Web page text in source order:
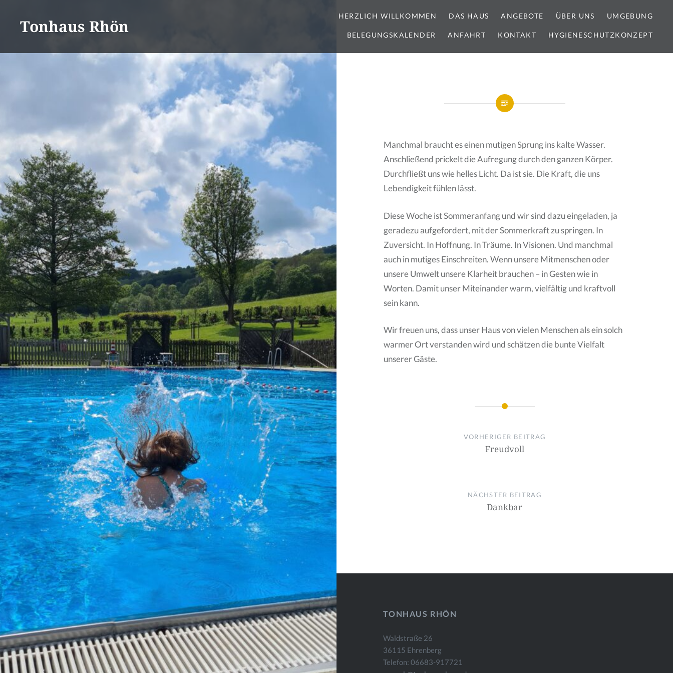
Tonhaus Rhön
HERZLICH WILLKOMMEN DAS HAUS ANGEBOTE ÜBER UNS UMGEBUNG
BELEGUNGSKALENDER ANFAHRT KONTAKT HYGIENESCHUTZKONZEPT
Manchmal braucht es einen mutigen Sprung ins kalte Wasser.
Anschließend prickelt die Aufregung durch den ganzen Körper.
Durchfließt uns wie helles Licht. Da ist sie. Die Kraft, die uns
Lebendigkeit fühlen lässt.
Diese Woche ist Sommeranfang und wir sind dazu eingeladen, ja
geradezu aufgefordert, mit der Sommerkraft zu springen. In
Zuversicht. In Hoffnung. In Träume. In Visionen. Und manchmal
auch in mutiges Einschreiten. Wenn unsere Mitmenschen oder
unsere Umwelt unsere Klarheit brauchen – in Gesten wie in
Worten. Damit unser Miteinander warm, vielfältig und kraftvoll
sein kann.
Wir freuen uns, dass unser Haus von vielen Menschen als ein solch
warmer Ort verstanden wird und schätzen die bunte Vielfalt
unserer Gäste.
Beitragsnavigation
VORHERIGER BEITRAG
Freudvoll
NÄCHSTER BEITRAG
Dankbar
TONHAUS RHÖN
Waldstraße 26
36115 Ehrenberg
Telefon: 06683-917721